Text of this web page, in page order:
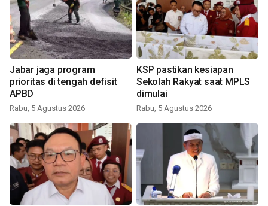
Jabar jaga program
prioritas di tengah defisit
APBD
Rabu, 5 Agustus 2026
KSP pastikan kesiapan
Sekolah Rakyat saat MPLS
dimulai
Rabu, 5 Agustus 2026